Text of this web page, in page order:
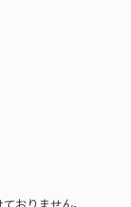
おりません。